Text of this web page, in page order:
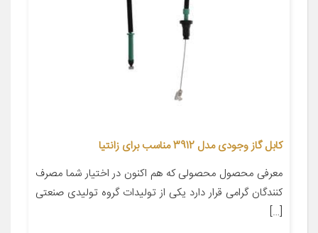
کابل گاز وجودی مدل 3912 مناسب برای زانتیا
معرفی محصول محصولی که هم اکنون در اختیار شما مصرف
کنندگان گرامی قرار دارد یکی از تولیدات گروه تولیدی صنعتی
[…]